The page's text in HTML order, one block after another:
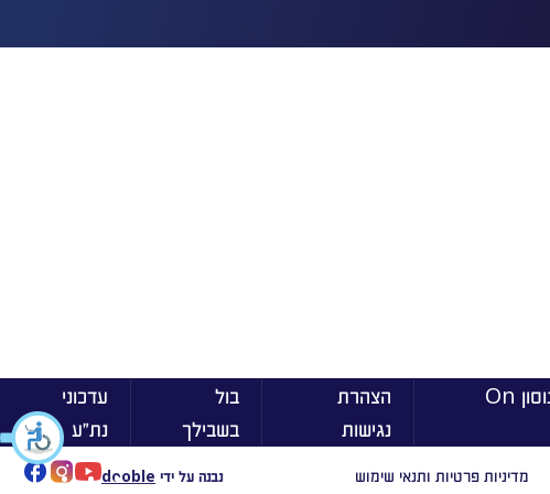
יהוד מונוסון On
הצהרת
נגישות
בול
בשבילך
עדכוני
נת״ע
מדיניות פרטיות ותנאי שימוש נבנה על ידי dooble